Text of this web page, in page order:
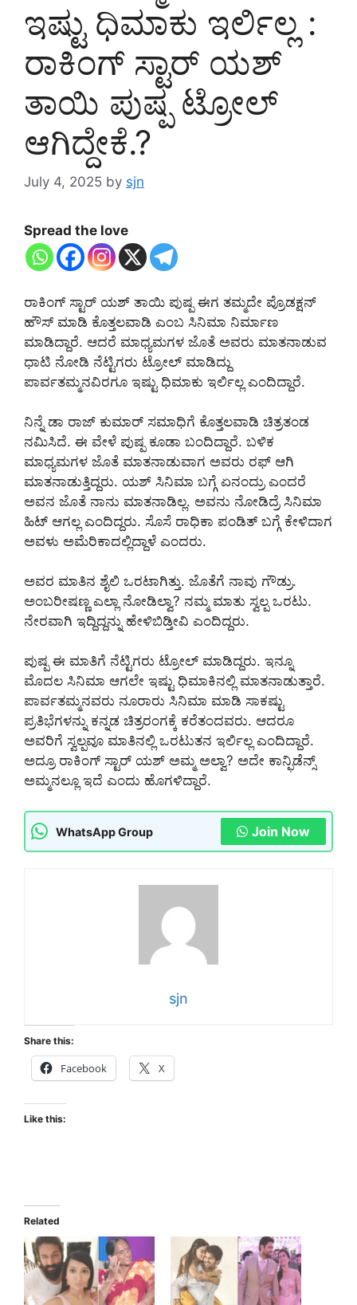
ಇಷ್ಟು ಧಿಮಾಕು ಇರ್ಲಿಲ್ಲ :
ರಾಕಿಂಗ್ ಸ್ಟಾರ್ ಯಶ್
ತಾಯಿ ಪುಷ್ಪ ಟ್ರೋಲ್
ಆಗಿದ್ದೇಕೆ.?
July 4, 2025 by sjn
Spread the love
ರಾಕಿಂಗ್ ಸ್ಟಾರ್ ಯಶ್ ತಾಯಿ ಪುಷ್ಪ ಈಗ ತಮ್ಮದೇ ಪ್ರೊಡಕ್ಷನ್
ಹೌಸ್ ಮಾಡಿ ಕೊತ್ತಲವಾಡಿ ಎಂಬ ಸಿನಿಮಾ ನಿರ್ಮಾಣ
ಮಾಡಿದ್ದಾರೆ. ಆದರೆ ಮಾಧ್ಯಮಗಳ ಜೊತೆ ಅವರು ಮಾತನಾಡುವ
ಧಾಟಿ ನೋಡಿ ನೆಟ್ಟಿಗರು ಟ್ರೋಲ್ ಮಾಡಿದ್ದು
ಪಾರ್ವತಮ್ಮನವಿರಗೂ ಇಷ್ಟು ಧಿಮಾಕು ಇರ್ಲಿಲ್ಲ ಎಂದಿದ್ದಾರೆ.
ನಿನ್ನೆ ಡಾ ರಾಜ್ ಕುಮಾರ್ ಸಮಾಧಿಗೆ ಕೊತ್ತಲವಾಡಿ ಚಿತ್ರತಂಡ
ನಮಿಸಿದೆ. ಈ ವೇಳೆ ಪುಷ್ಪ ಕೂಡಾ ಬಂದಿದ್ದಾರೆ. ಬಳಿಕ
ಮಾಧ್ಯಮಗಳ ಜೊತೆ ಮಾತನಾಡುವಾಗ ಅವರು ರಫ್ ಆಗಿ
ಮಾತನಾಡುತ್ತಿದ್ದರು. ಯಶ್ ಸಿನಿಮಾ ಬಗ್ಗೆ ಏನಂದ್ರು ಎಂದರೆ
ಅವನ ಜೊತೆ ನಾನು ಮಾತನಾಡಿಲ್ಲ. ಅವನು ನೋಡಿದ್ರೆ ಸಿನಿಮಾ
ಹಿಟ್ ಆಗಲ್ಲ ಎಂದಿದ್ದರು. ಸೊಸೆ ರಾಧಿಕಾ ಪಂಡಿತ್ ಬಗ್ಗೆ ಕೇಳಿದಾಗ
ಅವಳು ಅಮೆರಿಕಾದಲ್ಲಿದ್ದಾಳೆ ಎಂದರು.
ಅವರ ಮಾತಿನ ಶೈಲಿ ಒರಟಾಗಿತ್ತು. ಜೊತೆಗೆ ನಾವು ಗೌಡ್ರು.
ಅಂಬರೀಷಣ್ಣ ಎಲ್ಲಾ ನೋಡಿಲ್ವಾ? ನಮ್ಮ ಮಾತು ಸ್ವಲ್ಪ ಒರಟು.
ನೇರವಾಗಿ ಇದ್ದಿದ್ದನ್ನು ಹೇಳಿಬಿಡ್ತೀವಿ ಎಂದಿದ್ದರು.
ಪುಷ್ಪ ಈ ಮಾತಿಗೆ ನೆಟ್ಟಿಗರು ಟ್ರೋಲ್ ಮಾಡಿದ್ದರು. ಇನ್ನೂ
ಮೊದಲ ಸಿನಿಮಾ ಆಗಲೇ ಇಷ್ಟು ಧಿಮಾಕಿನಲ್ಲಿ ಮಾತನಾಡುತ್ತಾರೆ.
ಪಾರ್ವತಮ್ಮನವರು ನೂರಾರು ಸಿನಿಮಾ ಮಾಡಿ ಸಾಕಷ್ಟು
ಪ್ರತಿಭೆಗಳನ್ನು ಕನ್ನಡ ಚಿತ್ರರಂಗಕ್ಕೆ ಕರೆತಂದವರು. ಆದರೂ
ಅವರಿಗೆ ಸ್ವಲ್ಪವೂ ಮಾತಿನಲ್ಲಿ ಒರಟುತನ ಇರ್ಲಿಲ್ಲ ಎಂದಿದ್ದಾರೆ.
ಅದ್ರೂ ರಾಕಿಂಗ್ ಸ್ಟಾರ್ ಯಶ್ ಅಮ್ಮ ಅಲ್ವಾ? ಅದೇ ಕಾನ್ಫಿಡೆನ್ಸ್
ಅಮ್ಮನಲ್ಲೂ ಇದೆ ಎಂದು ಹೊಗಳಿದ್ದಾರೆ.
WhatsApp Group Join Now
sjn
Share this:
Facebook X
Like this:
Related